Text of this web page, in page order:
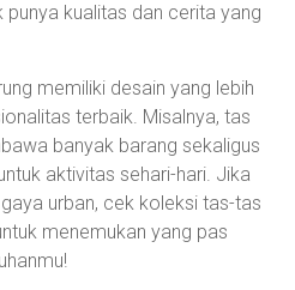
kualitas dan cerita yang
memiliki desain yang lebih
terbaik. Misalnya, tas
banyak barang sekaligus
aktivitas sehari-hari. Jika
urban, cek koleksi tas-tas
menemukan yang pas